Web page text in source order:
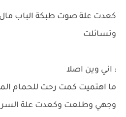
كعدت علة صوت طبكة الباب مال
وتسائلت
: اني وين اصلا
ما اهتميت كمت رحت للحمام
وجهي وطلعت وكعدت علة